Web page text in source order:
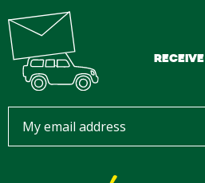
RECEIVE